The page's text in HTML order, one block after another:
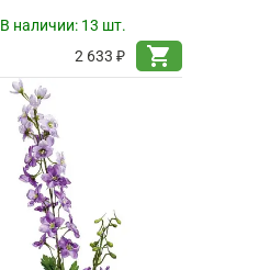
В наличии: 13 шт.
2 633 ₽
shopping_cart